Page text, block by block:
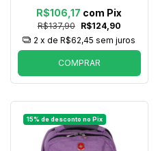
Preta
R$137,90 R$124,90
R$106,17 com Pix
2 x deR$62,45 sem juros
COMPRAR